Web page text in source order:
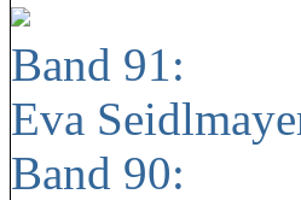
Band 91:
Eva
Band 90: